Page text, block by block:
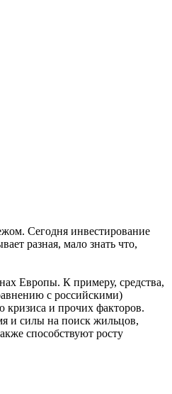
Сегодня инвестирование
разная, мало знать что,
Европы. К примеру, средства,
с российскими)
кризиса и прочих факторов.
и силы на поиск жильцов,
способствуют росту